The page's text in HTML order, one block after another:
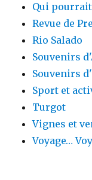
Qui
Revue de
Rio Salado
Souvenirs
Souvenirs
Sport et
Turgot
Vignes et
Voyage…